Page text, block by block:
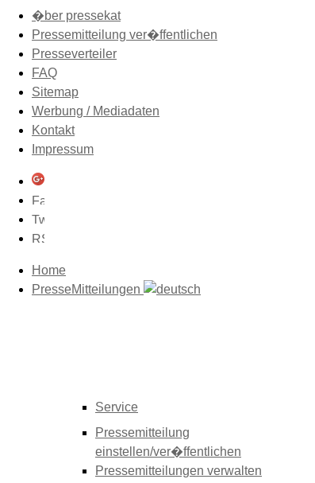
�ber pressekat
Pressemitteilung ver�ffentlichen
Presseverteiler
FAQ
Sitemap
Werbung / Mediadaten
Kontakt
Impressum
Home
PresseMitteilungen
Service
Pressemitteilung
einstellen/ver�ffentlichen
Pressemitteilungen verwalten